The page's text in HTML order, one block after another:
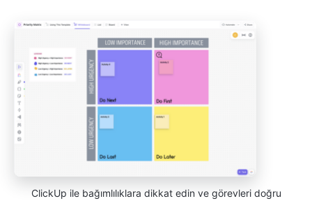
ClickUp ile bağımlılıklara dikkat edin ve görevleri doğru